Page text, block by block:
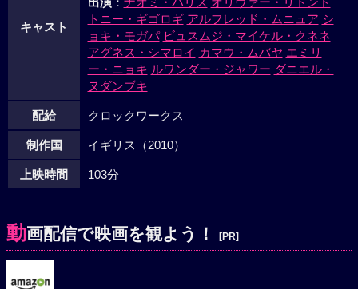
キャスト
トニー・ギゴロギ アルフレッド・ムニュア シ
ョキ・モガパ ビュスムジ・マイケル・クネネ
アグネス・シマロイ カマウ・ムバヤ エミリ
ー・ニョキ ルワンダー・ジャワー ダニエル・
ヌダンブキ
配給 クロックワークス
制作国 イギリス（2010）
上映時間 103分
動画配信で映画を観よう！ [PR]